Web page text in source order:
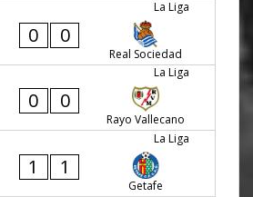
La Liga
0 0
Real Sociedad
La Liga
0 0
Rayo Vallecano
La Liga
1 1
Getafe